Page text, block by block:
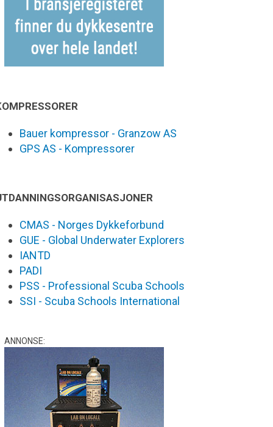
Bauer kompressor - Granzow AS
GPS AS - Kompressorer
CMAS - Norges Dykkeforbund
GUE - Global Underwater Explorers
IANTD
PADI
PSS - Professional Scuba Schools
SSI - Scuba Schools International
ANNONSE: